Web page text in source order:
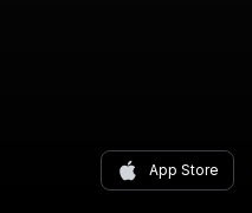
App Store